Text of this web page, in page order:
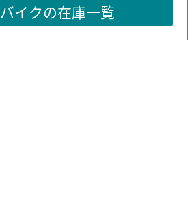
バイクの在庫一覧